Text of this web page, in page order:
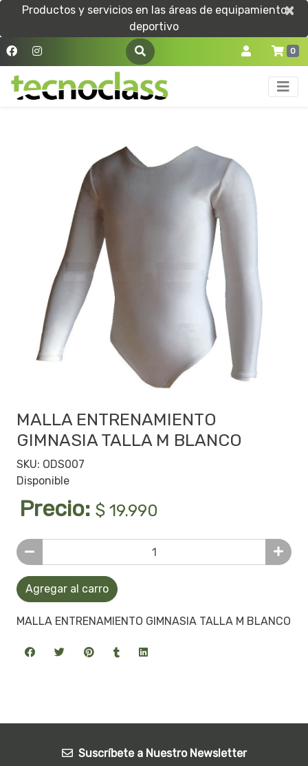
Productos y servicios en las áreas de equipamiento
deportivo
×
×
0
MALLA ENTRENAMIENTO
GIMNASIA TALLA M BLANCO
SKU: ODS007
Disponible
Precio: $ 19.990
Agregar al carro
MALLA ENTRENAMIENTO GIMNASIA TALLA M BLANCO
Suscríbete a Nuestro Newsletter